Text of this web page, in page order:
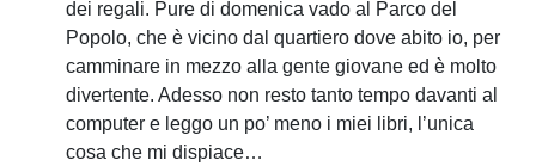
dei regali. Pure di domenica vado al Parco del
Popolo, che è vicino dal quartiero dove abito io, per
camminare in mezzo alla gente giovane ed è molto
divertente. Adesso non resto tanto tempo davanti al
computer e leggo un po’ meno i miei libri, l’unica
cosa che mi dispiace…